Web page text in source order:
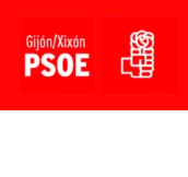
Saltar
contenido